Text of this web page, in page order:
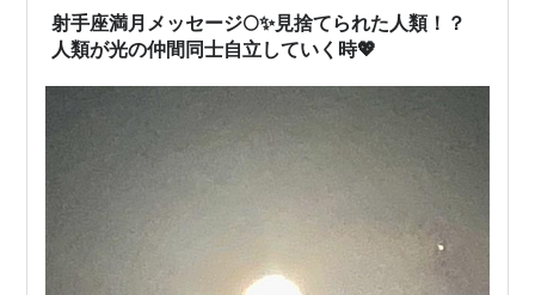
射手座満月メッセージ🌕✨見捨てられた人類！？
人類が光の仲間同士自立していく時💖